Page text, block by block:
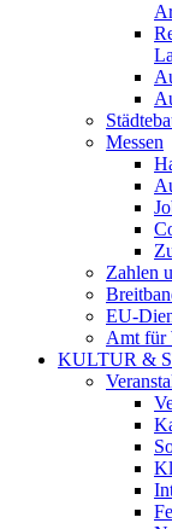
Messen
Zahlen
EU-
Amt für
KULTUR &